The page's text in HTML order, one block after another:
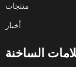
منتجات
أخبار
الساخنة